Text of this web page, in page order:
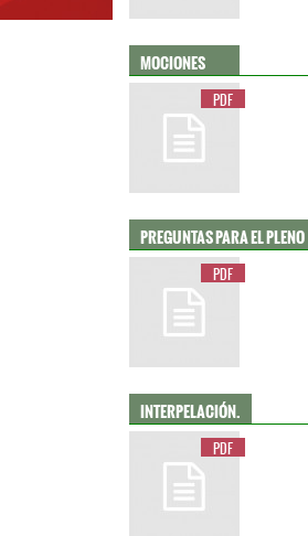
MOCIONES
PDF
PREGUNTAS PARA EL PLENO
PDF
INTERPELACIÓN.
PDF